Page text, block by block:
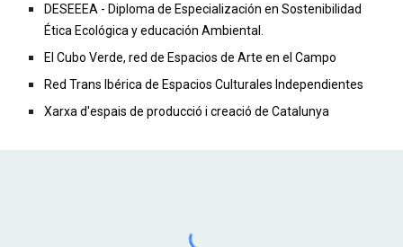
DESEEEA - Diploma de Especialización en Sostenibilidad
Ética Ecológica y educación Ambiental.
El Cubo Verde, red de Espacios de Arte en el Campo
Red Trans Ibérica de Espacios Culturales Independientes
Xarxa d'espais de producció i creació de Catalunya